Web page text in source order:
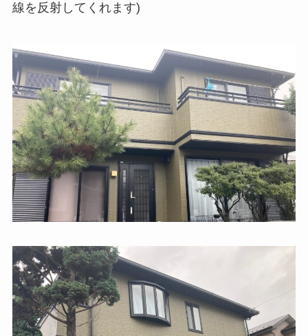
線を反射してくれます)